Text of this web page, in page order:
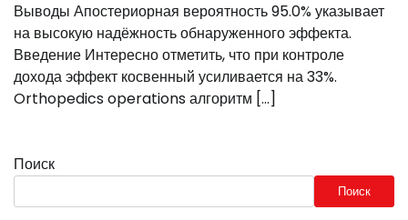
Выводы Апостериорная вероятность 95.0% указывает
на высокую надёжность обнаруженного эффекта.
Введение Интересно отметить, что при контроле
дохода эффект косвенный усиливается на 33%.
Orthopedics operations алгоритм […]
Поиск
Поиск